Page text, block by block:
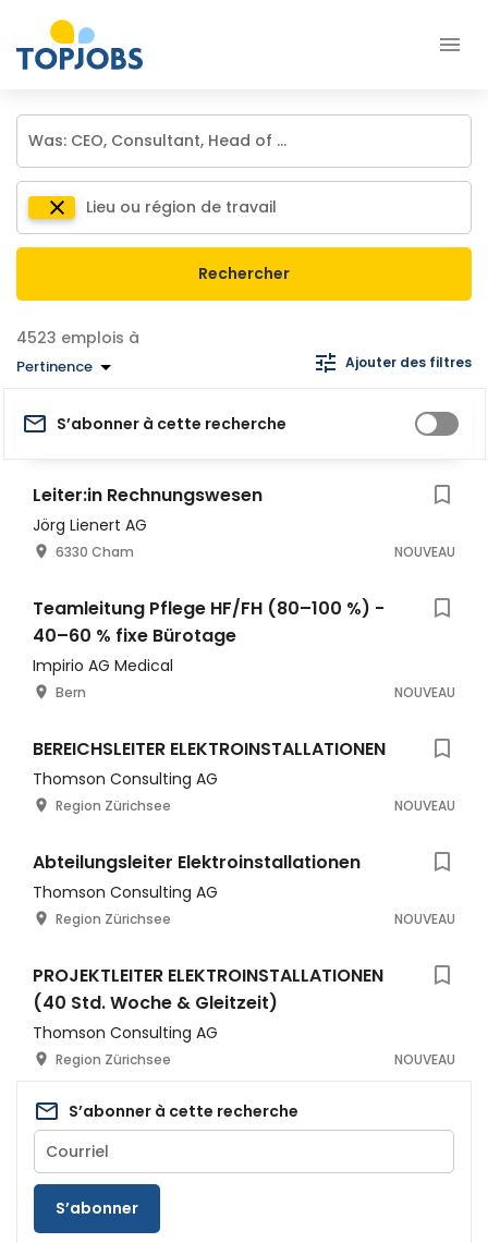
Rechercher
emplois à
Pertinence Ajouter des filtres
S’abonner à cette recherche
Leiter:in Rechnungswesen
Jörg Lienert AG
6330 Cham NOUVEAU
Teamleitung Pflege HF/FH (80–100 %) -
40–60 % fixe Bürotage
Impirio AG Medical
Bern NOUVEAU
BEREICHSLEITER ELEKTROINSTALLATIONEN
Thomson Consulting AG
Region Zürichsee NOUVEAU
Abteilungsleiter Elektroinstallationen
Thomson Consulting AG
Region Zürichsee NOUVEAU
PROJEKTLEITER ELEKTROINSTALLATIONEN
(40 Std. Woche & Gleitzeit)
Thomson Consulting AG
Region Zürichsee NOUVEAU
S’abonner à cette recherche
S’abonner